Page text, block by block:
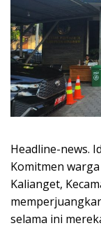
Headline-news.
Komitmen
Kalianget,
selama ini